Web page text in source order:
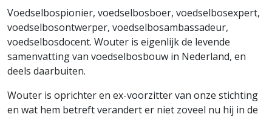
Voedselbospionier, voedselbosboer, voedselbosexpert,
voedselbosontwerper, voedselbosambassadeur,
voedselbosdocent. Wouter is eigenlijk de levende
samenvatting van voedselbosbouw in Nederland, en
deels daarbuiten.
Wouter is oprichter en ex-voorzitter van onze stichting
en wat hem betreft verandert er niet zoveel nu hij in de